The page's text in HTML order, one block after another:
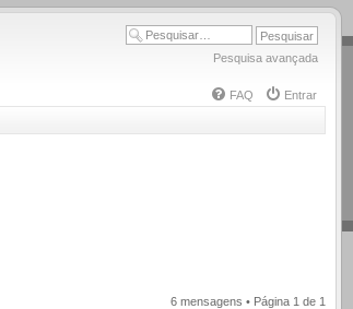
Pesquisa avançada
FAQ
Entrar
6 mensagens • Página 1 de 1